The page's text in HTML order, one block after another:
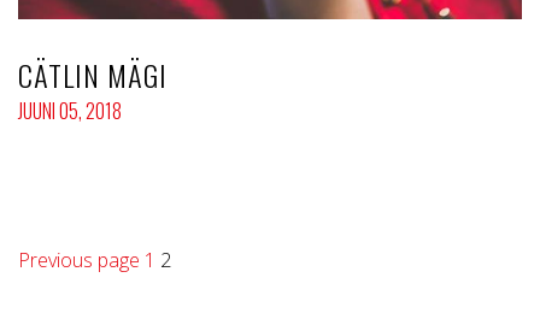
CÄTLIN MÄGI
JUUNI 05, 2018
NAVIGEERIMINE
Previous page Page
1 Page
2